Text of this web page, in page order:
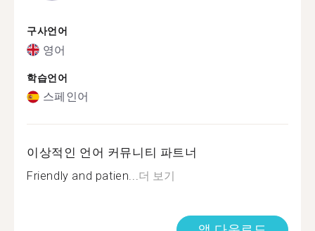
구사언어
영어
학습언어
스페인어
이상적인 언어 커뮤니티 파트너
Friendly and patien...더 보기